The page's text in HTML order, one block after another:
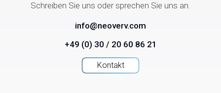
Schreiben Sie uns oder sprechen Sie uns an.
info@neoverv.com
+49 (0) 30 / 20 60 86 21
Kontakt